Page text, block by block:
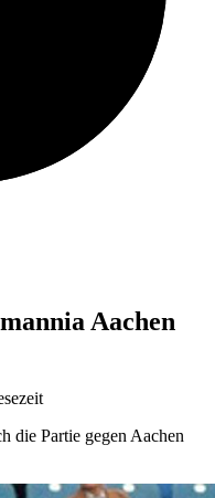
Aachen
die Partie gegen Aachen